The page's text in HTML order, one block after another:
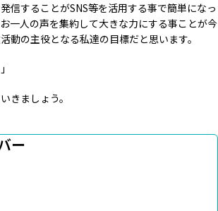
信することがSNS等を活用する事で簡単になっ
一人の声を集約して大きな力にする事ことが今
動の主役となる私達の目標だと思います。
きましょう。
ー